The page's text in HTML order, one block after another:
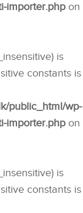
importer.phpon
is
constants is
public_html/wp-
importer.phpon
is
constants is